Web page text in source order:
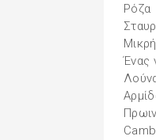
Ρόζα
Ένας